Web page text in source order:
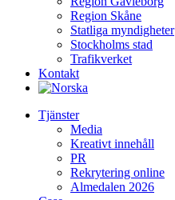
Region Skåne
Statliga myndigheter
Stockholms stad
Trafikverket
Kontakt
Tjänster
Media
Kreativt innehåll
PR
Rekrytering online
Almedalen 2026